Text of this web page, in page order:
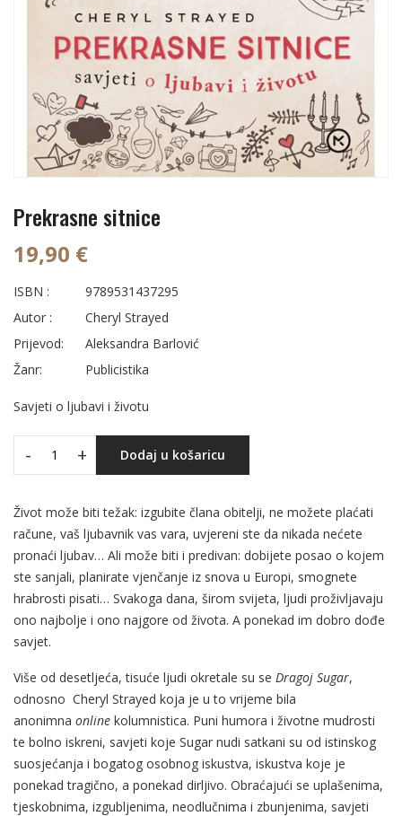
Prekrasne sitnice
19,90 €
ISBN :
9789531437295
Autor :
Cheryl Strayed
Prijevod:
Aleksandra Barlović
Žanr:
Publicistika
Savjeti o ljubavi i životu
- + Dodaj u košaricu
Život može biti težak: izgubite člana obitelji, ne možete plaćati
račune, vaš ljubavnik vas vara, uvjereni ste da nikada nećete
pronaći ljubav… Ali može biti i predivan: dobijete posao o kojem
ste sanjali, planirate vjenčanje iz snova u Europi, smognete
hrabrosti pisati… Svakoga dana, širom svijeta, ljudi proživljavaju
ono najbolje i ono najgore od života. A ponekad im dobro dođe
savjet.
Više od desetljeća, tisuće ljudi okretale su se Dragoj Sugar,
odnosno Cheryl Strayed koja je u to vrijeme bila
anonimna online kolumnistica. Puni humora i životne mudrosti
te bolno iskreni, savjeti koje Sugar nudi satkani su od istinskog
suosjećanja i bogatog osobnog iskustva, iskustva koje je
ponekad tragično, a ponekad dirljivo. Obraćajući se uplašenima,
tjeskobnima, izgubljenima, neodlučnima i zbunjenima, savjeti